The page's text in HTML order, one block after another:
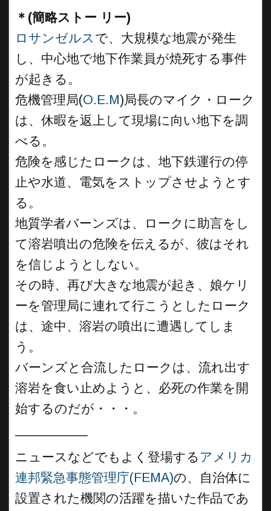
＊(簡略ストー リー)
ロサンゼルスで、大規模な地震が発生
し、中心地で地下作業員が焼死する事件
が起きる。
危機管理局(O.E.M)局長のマイク・ローク
は、休暇を返上して現場に向い地下を調
べる。
危険を感じたロークは、地下鉄運行の停
止や水道、電気をストップさせようとす
る。
地質学者バーンズは、ロークに助言をし
て溶岩噴出の危険を伝えるが、彼はそれ
を信じようとしない。
その時、再び大きな地震が起き、娘ケリ
ーを管理局に連れて行こうとしたローク
は、途中、溶岩の噴出に遭遇してしま
う。
バーンズと合流したロークは、流れ出す
溶岩を食い止めようと、必死の作業を開
始するのだが・・・。
ニュースなどでもよく登場する アメリカ
連邦緊急事態管理庁(FEMA)の、自治体に
設置された機関の活躍を描いた作品であ